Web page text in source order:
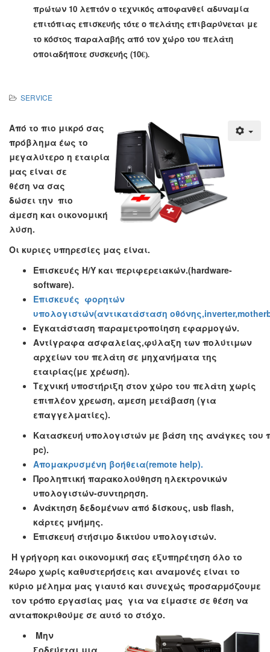
πρώτων 10 λεπτόν ο τεχνικός αποφανθεί αδυναμία
επιτόπιας επισκευής τότε ο πελάτης επιβαρύνεται με
το κόστος παραλαβής από τον χώρο του πελάτη
οποιαδήποτε συσκευής (10€).
SERVICE
Από το πιο μικρό σας
πρόβλημα έως το
μεγαλύτερο η εταιρία
μας είναι σε
θέση να σας
δώσει την πιο
άμεση και οικονομική
λύση.
Οι κυριες υπηρεσίες μας είναι.
Επισκευές Η/Υ και περιφερειακών.(hardware-
software).
Επισκευές φορητών
υπολογιστών(αντικατάσταση
Εγκατάσταση παραμετροποίηση εφαρμογών.
Αντίγραφα ασφαλείας,φύλαξη των πολύτιμων
αρχείων του πελάτη σε μηχανήματα της
εταιρίας(με χρέωση).
Τεχνική υποστήριξη στον χώρο του πελάτη χωρίς
επιπλέον χρεωση, αμεση μετάβαση (για
επαγγελματίες).
Κατασκευή υπολογιστών με βάση της ανάγκες του
pc).
Απομακρυσμένη βοήθεια(remote help).
Προληπτική παρακολούθηση ηλεκτρονικών
υπολογιστών-συντηρηση.
Ανάκτηση δεδομένων από δίσκους, usb flash,
κάρτες μνήμης.
Επισκευή στήσιμο δικτύου υπολογιστών.
Η γρήγορη και οικονομική σας εξυπηρέτηση όλο το
24ωρο χωρίς καθυστερήσεις και αναμονές είναι το
κύριο μέλημα μας γιαυτό και συνεχώς προσαρμόζουμε
τον τρόπο εργασίας μας για να είμαστε σε θέση να
ανταποκριθούμε σε αυτό το στόχο.
Μην
ξοδεύεται μια